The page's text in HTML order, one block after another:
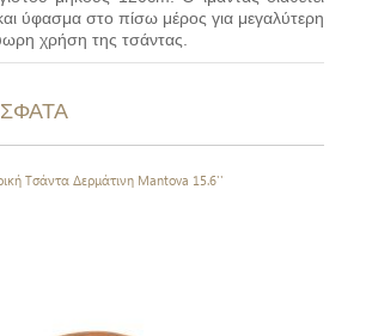
ύφασμα στο πίσω μέρος για μεγαλύτερη
χρήση της τσάντας.
Τσάντα Δερμάτινη Mantova 15.6''